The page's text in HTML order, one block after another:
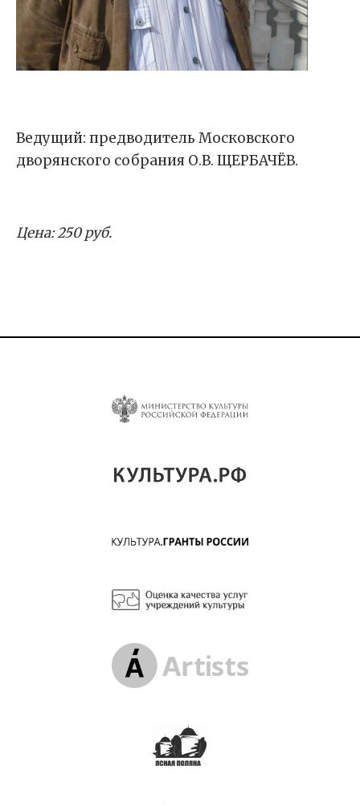
Ведущий: предводитель Московского
дворянского собрания О.В. ЩЕРБАЧЁВ.
Цена: 250 руб.